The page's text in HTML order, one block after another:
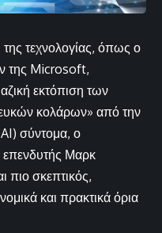
της τεχνολογίας, όπως ο
της Microsoft,
εκτόπιση των
κολάρων» από την
σύντομα, ο
επενδυτής Μαρκ
πιο σκεπτικός,
και πρακτικά όρια